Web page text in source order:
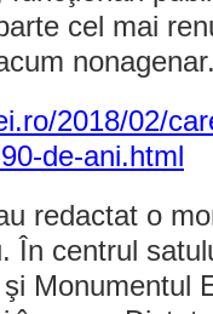
cel mai
2018/02/
de-ani.html
redactat o
În centrul
Monumentul